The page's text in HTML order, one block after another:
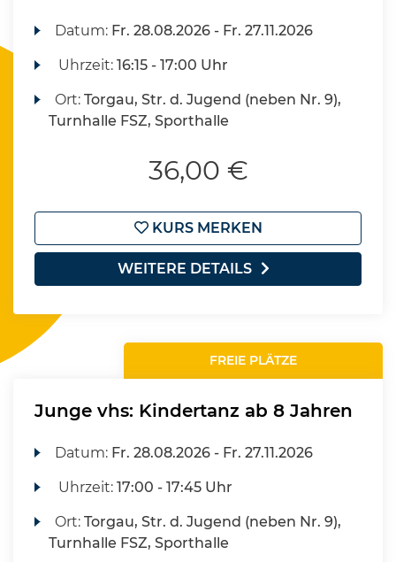
Datum: Fr. 28.08.2026 - Fr. 27.11.2026
Uhrzeit:16:15 - 17:00 Uhr
Ort:Torgau, Str. d. Jugend (neben Nr. 9),
Turnhalle FSZ, Sporthalle
36,00 €
KURS MERKEN
WEITERE DETAILS
FREIE PLÄTZE
Junge vhs: Kindertanz ab 8 Jahren
Datum: Fr. 28.08.2026 - Fr. 27.11.2026
Uhrzeit:17:00 - 17:45 Uhr
Ort:Torgau, Str. d. Jugend (neben Nr. 9),
Turnhalle FSZ, Sporthalle